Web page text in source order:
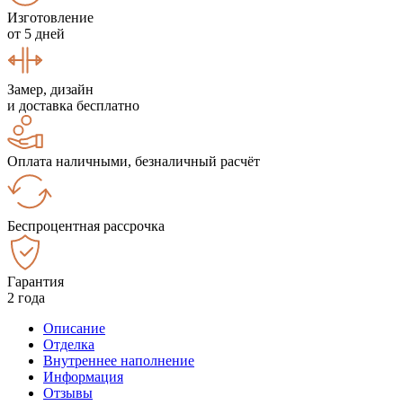
Изготовление
от 5 дней
Замер, дизайн
и доставка бесплатно
Оплата наличными, безналичный расчёт
Беспроцентная рассрочка
Гарантия
2 года
Описание
Отделка
Внутреннее наполнение
Информация
Отзывы